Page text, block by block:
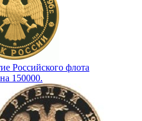
Российского флота
150000.